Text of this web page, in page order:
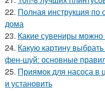
22. Полная инструкция
дома
23. Какие сувениры можно
24. Какую картину
фен-шуй: основные
25. Приямок для насоса в
и установить